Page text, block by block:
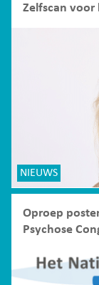
Zelfscan
NIEUWS
Oproep
Psychose